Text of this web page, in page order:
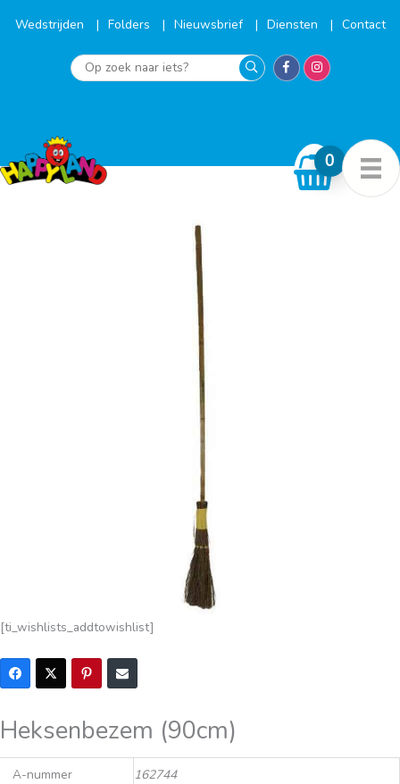
naarWedstrijden Folders Nieuwsbrief Diensten Contact
Op
[ti_wishlists_addtowishlist]
Heksenbezem (90cm)
A-nummer 162744